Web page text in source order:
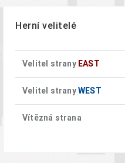
Herní velitelé
Velitel strany EAST
Velitel stranyWEST
Vítězná strana